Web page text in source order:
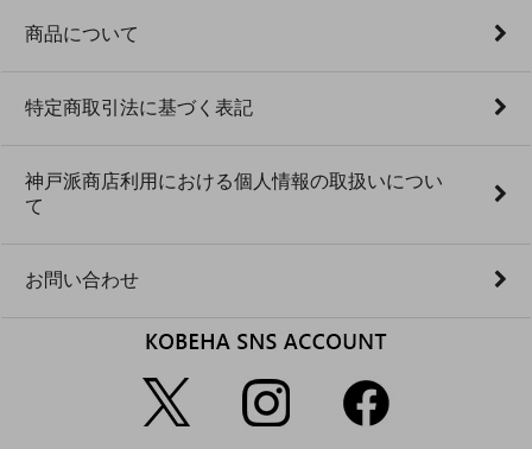
商品について
特定商取引法に基づく表記
神戸派商店利用における個人情報の取扱いについ
て
お問い合わせ